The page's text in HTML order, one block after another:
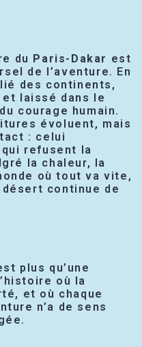
du Paris-Dakar est
de l’aventure. En
des continents,
laissé dans le
courage humain.
évoluent, mais
: celui
qui refusent la
la chaleur, la
où tout va vite,
continue de
plus qu’une
où la
et où chaque
n’a de sens